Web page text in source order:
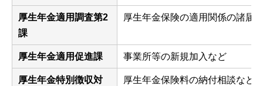
厚生年金適用調査第2
課
厚生年金保険の適用関係の諸届
厚生年金適用促進課 事業所等の新規加入など
厚生年金特別徴収対
厚生年金保険料の納付相談など